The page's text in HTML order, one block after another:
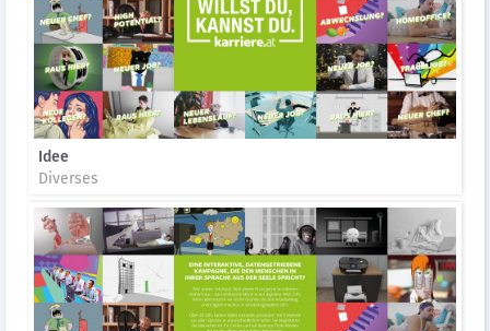
Idee
Diverses